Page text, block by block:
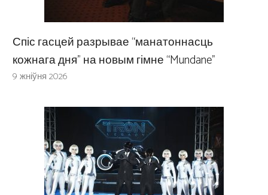
Спіс гасцей разрывае “манатоннасць
кожнага дня” на новым гімне “Mundane”
9 жніўня 2026